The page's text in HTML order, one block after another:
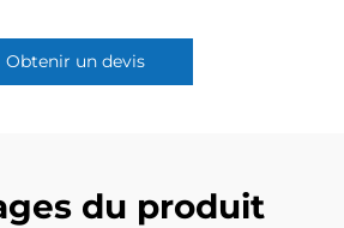
Obtenir un devis
du produit